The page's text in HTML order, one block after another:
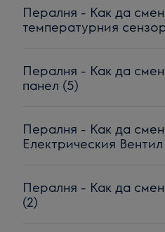
Пералня - Как да
температурния
Пералня - Как да
панел (5)
Пералня - Как да
Електрическия
Пералня - Как да
(2)